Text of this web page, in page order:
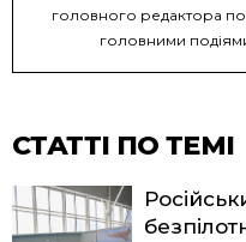
головного редактора
головними подіями
СТАТТІ ПО ТЕМІ